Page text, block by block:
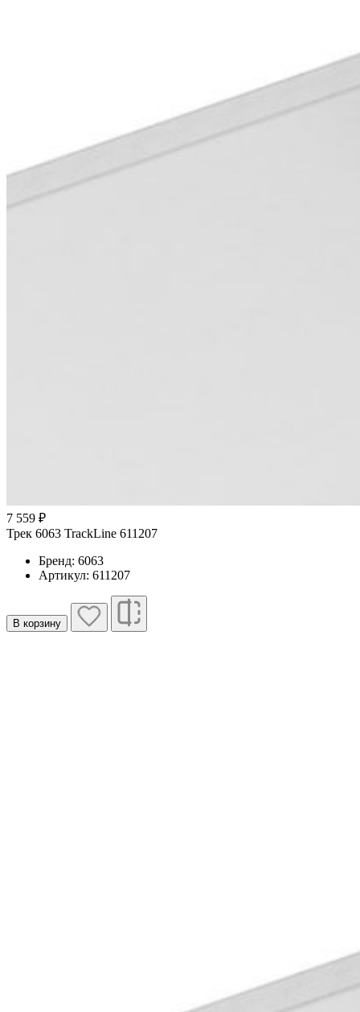
7 559 ₽
Трек 6063 TrackLine 611207
Бренд: 6063
Артикул: 611207
В корзину